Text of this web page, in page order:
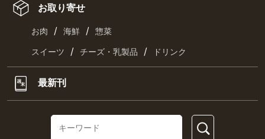
お取り寄せ
お肉 / 海鮮 / 惣菜
スイーツ / チーズ・乳製品 / ドリンク
最新刊